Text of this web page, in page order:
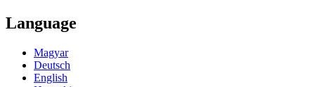
Language
Magyar
Deutsch
English